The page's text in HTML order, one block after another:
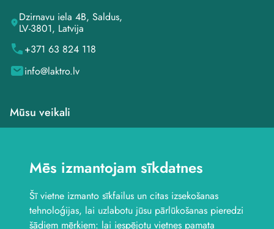
Mēs izmantojam sīkdatnes
Šī vietne izmanto sīkfailus un citas izsekošanas
tehnoloģijas, lai uzlabotu jūsu pārlūkošanas pieredzi
šādiem mērķiem: lai iespējotu vietnes pamata
Dzirnavu iela 4B, Saldus,
LV-3801, Latvija
+371 63 824 118
info@laktro.lv
Mūsu veikali
Veikals Saldū, Kuldīgas
Veikals Jelgavā, Aviācijas
iela 8B